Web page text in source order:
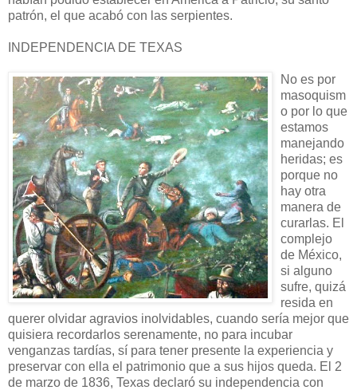
patrón, el que acabó con las serpientes.
INDEPENDENCIA DE TEXAS
No es por
masoquism
o por lo que
estamos
manejando
heridas; es
porque no
hay otra
manera de
curarlas. El
complejo
de México,
si alguno
sufre, quizá
resida en
querer olvidar agravios inolvidables, cuando sería mejor que
quisiera recordarlos serenamente, no para incubar
venganzas tardías, sí para tener presente la experiencia y
preservar con ella el patrimonio que a sus hijos queda. El 2
de marzo de 1836, Texas declaró su independencia con